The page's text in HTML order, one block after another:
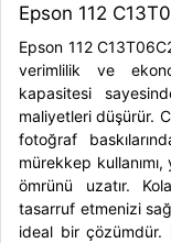
Epson 112
Epson 112
verimlilik ve
kapasitesi
maliyetleri düşürür.
fotoğraf
mürekkep kullanımı,
ömrünü uzatır.
tasarruf etmenizi
ideal bir çözümdür.